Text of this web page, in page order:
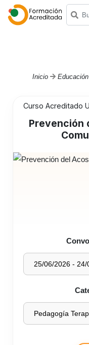
Inicio Educación
Curso Acreditado
Prevención